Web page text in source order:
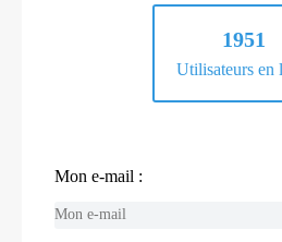
1951
Utilisateurs en
Mon e-mail :